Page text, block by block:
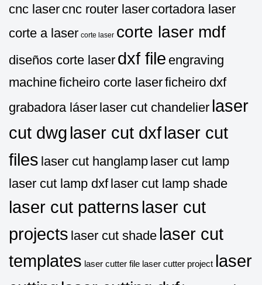
cnc laser cnc router laser cortadora laser
corte a laser corte laser corte laser mdf
diseños corte laser dxf file engraving
machineficheiro corte laserficheiro dxf
grabadora láser laser cut chandelier laser
cut dwg laser cut dxflaser cut
files laser cut hanglamp laser cut lamp
laser cut lamp dxf laser cut lamp shade
laser cut patterns laser cut
projects laser cut shade laser cut
templates laser cutter file laser cutter project laser